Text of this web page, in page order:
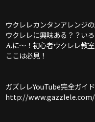
ウクレレカンタンアレンジ
ウクレレに興味ある？？い
んに〜！初心者ウクレレ教
ここは必見！
ガズレレYouTube完全ガイド
http://